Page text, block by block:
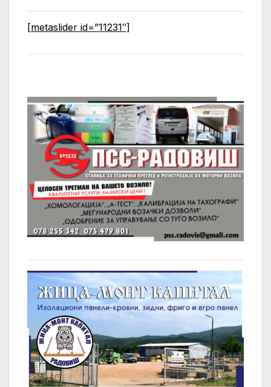
[metaslider id=”11231″]